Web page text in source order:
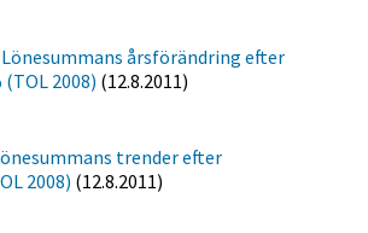
årsförändring efter
2008) (12.8.2011)
trender efter
2008) (12.8.2011)